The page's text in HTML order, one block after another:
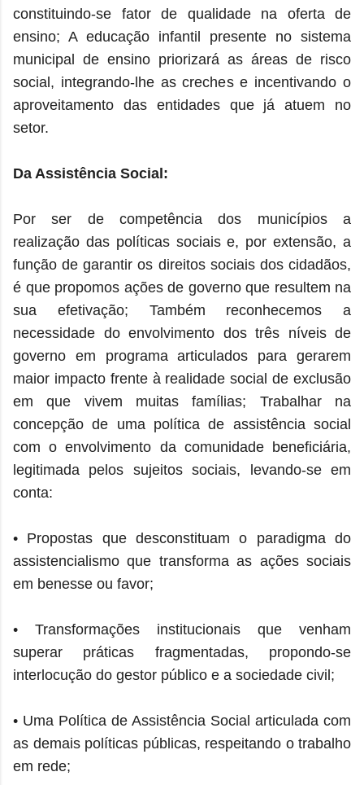
constituindo-se fator de qualidade na oferta de
ensino; A educação infantil presente no sistema
municipal de ensino priorizará as áreas de risco
social, integrando-lhe as creches e incentivando o
aproveitamento das entidades que já atuem no
setor.
Da Assistência Social:
Por ser de competência dos municípios a
realização das políticas sociais e, por extensão, a
função de garantir os direitos sociais dos cidadãos,
é que propomos ações de governo que resultem na
sua efetivação; Também reconhecemos a
necessidade do envolvimento dos três níveis de
governo em programa articulados para gerarem
maior impacto frente à realidade social de exclusão
em que vivem muitas famílias; Trabalhar na
concepção de uma política de assistência social
com o envolvimento da comunidade beneficiária,
legitimada pelos sujeitos sociais, levando-se em
conta:
• Propostas que desconstituam o paradigma do
assistencialismo que transforma as ações sociais
em benesse ou favor;
• Transformações institucionais que venham
superar práticas fragmentadas, propondo-se
interlocução do gestor público e a sociedade civil;
• Uma Política de Assistência Social articulada com
as demais políticas públicas, respeitando o trabalho
em rede;